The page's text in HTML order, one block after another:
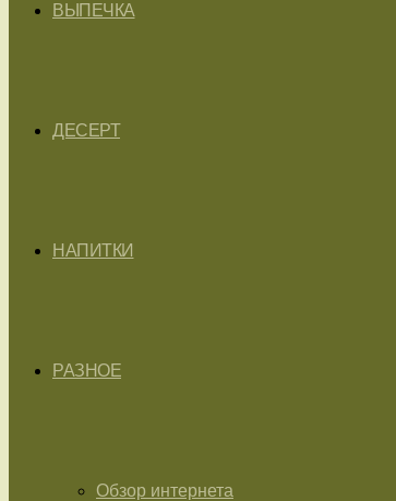
ВЫПЕЧКА
ДЕСЕРТ
НАПИТКИ
РАЗНОЕ
Обзор интернета